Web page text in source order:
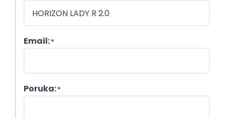
Email:*
Poruka:*